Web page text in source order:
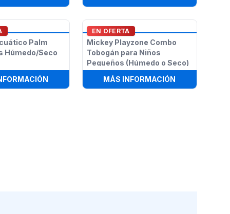
UNICORNIO ARCOÍRIS DE 15FT (HÚMEDO O SECO)
Palm
Húmedo/Seco
TOBOGÁN ACUÁTICO PALM TREE 15 PIES
EN OFERTA
Mickey Playzone Combo
Tobogán para Niños
Pequeños (Húmedo o Seco)
MÁS INFORMACIÓN